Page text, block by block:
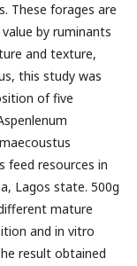
These forages are
by ruminants
and texture,
this study was
of five
feed resources in
Lagos state. 500g
mature
and in vitro
result obtained